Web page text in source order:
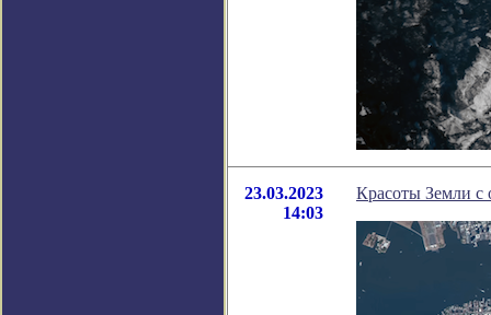
23.03.2023
14:03
Красоты Земли с